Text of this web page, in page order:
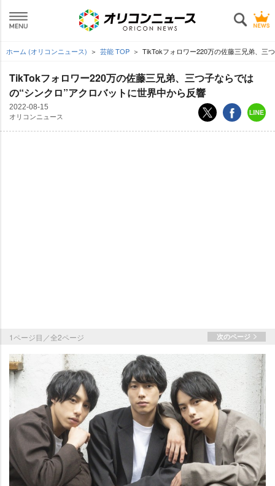
ホーム (オリコンニュース) 芸能 TOP TikTokフォロワー220万の佐藤三兄弟、三
TikTokフォロワー220万の佐藤三兄弟、三つ子ならでは
の“シンクロ”アクロバットに世界中から反響
2022-08-15
オリコンニュース
1ページ目／全2ページ 次のページ